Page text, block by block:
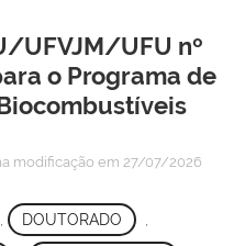
UFVJM/UFU nº
o Programa de
modificação em 27/07/2026
DOUTORADO